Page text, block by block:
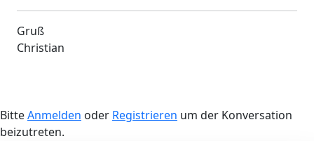
Gruß
Christian
BitteAnmelden oder Registrieren um der Konversation
beizutreten.